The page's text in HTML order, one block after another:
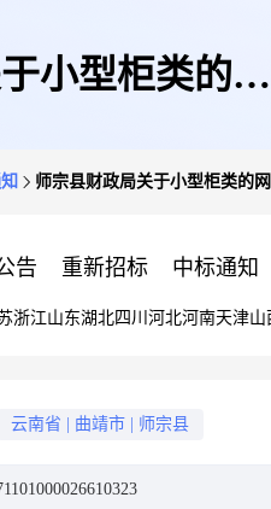
小型柜类的网
师宗县财政局关于小型柜类的
告 重新招标 中标通知
浙江山东湖北四川 河北河南天津山
云南省 曲靖市 师宗县